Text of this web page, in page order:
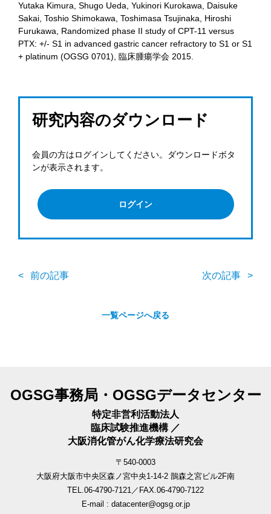
Yutaka Kimura, Shugo Ueda, Yukinori Kurokawa, Daisuke
Sakai, Toshio Shimokawa, Toshimasa Tsujinaka, Hiroshi
Furukawa, Randomized phase II study of CPT-11 versus
PTX: +/- S1 in advanced gastric cancer refractory to S1 or S1
+ platinum (OGSG 0701), 臨床腫瘍学会 2015.
研究内容のダウンロード
会員の方はログインしてください。ダウンロードボタ
ンが表示されます。
ログイン
前の記事 次の記事
一覧ページへ戻る
OGSG事務局・OGSGデータセンター
特定非営利活動法人
臨床試験推進機構 ／
大阪消化管がん化学療法研究会
〒540-0003
大阪府大阪市中央区森ノ宮中央1-14-2 鵲森之宮ビル2F南
TEL.06-4790-7121／FAX.06-4790-7122
E-mail : datacenter@ogsg.or.jp